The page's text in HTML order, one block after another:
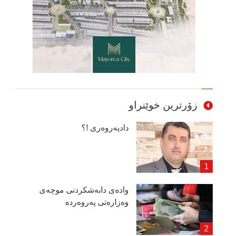
زۆرترین خوێنراو
دادپەروەری !؟
وادەی دابەشكردنی موچەی
وەزارەتی پەروەردە